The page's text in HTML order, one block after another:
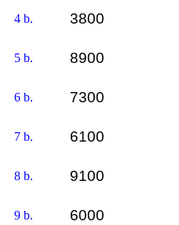
4 b. 3800
5 b. 8900
6 b. 7300
7 b. 6100
8 b. 9100
9 b. 6000